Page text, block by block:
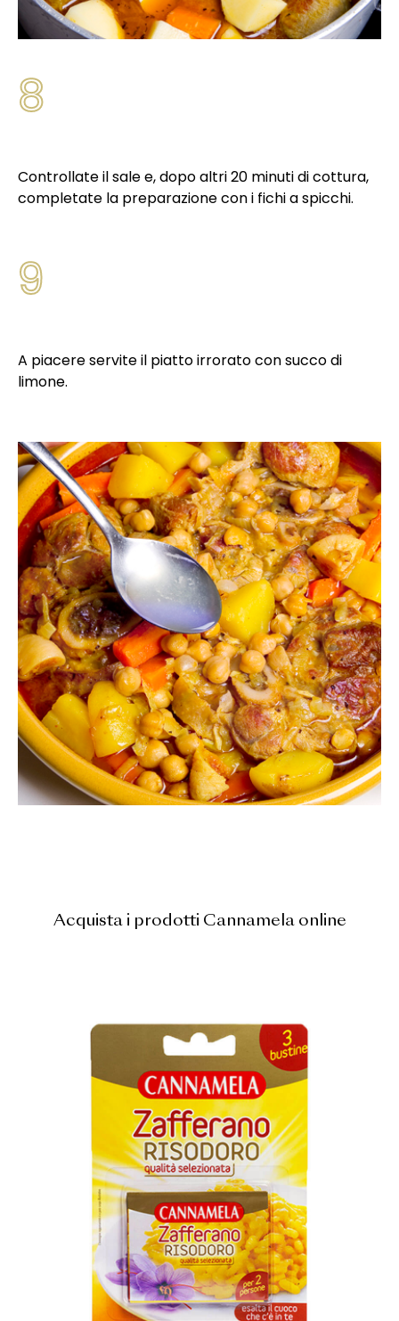
Acquista i prodotti Cannamela online
8
Controllate il sale e, dopo altri 20 minuti di cottura,
completate la preparazione con i fichi a spicchi.
9
A piacere servite il piatto irrorato con succo di
limone.